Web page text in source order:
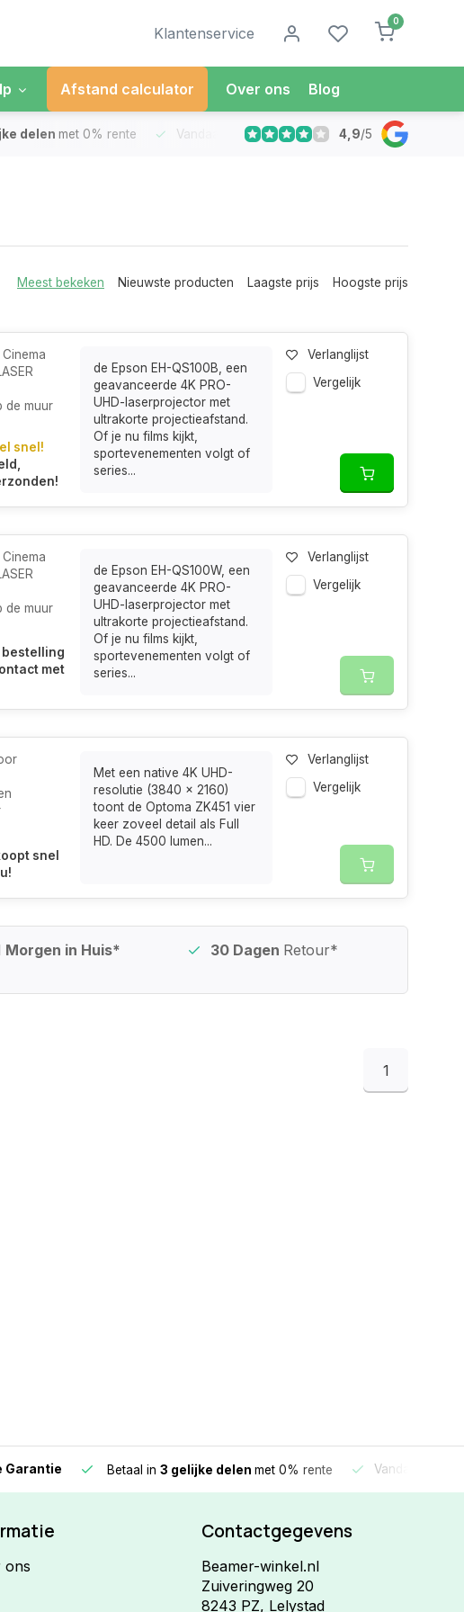
Klantenservice
0
Afstand calculator Over ons Blog
delen met 0% rente Vandaag besteldMorgen in Huis*
4,9/5
Meest bekeken Nieuwste producten Laagste prijs Hoogste prijs
de muur
snel!
de Epson EH-QS100B, een
geavanceerde 4K PRO-
UHD-laserprojector met
ultrakorte projectieafstand.
Of je nu films kijkt,
sportevenementen volgt of
series...
Verlanglijst
Vergelijk
de muur
met
de Epson EH-QS100W, een
geavanceerde 4K PRO-
UHD-laserprojector met
ultrakorte projectieafstand.
Of je nu films kijkt,
sportevenementen volgt of
series...
Verlanglijst
Vergelijk
snel
Met een native 4K UHD-
resolutie (3840 × 2160)
toont de Optoma ZK451 vier
keer zoveel detail als Full
HD. De 4500 lumen...
Verlanglijst
Vergelijk
Morgen in Huis* 30 Dagen Retour*
1
Garantie Betaal in 3 gelijke delen met 0% rente Vandaag
ons
Contactgegevens
Beamer-winkel.nl
Zuiveringweg 20
8243 PZ, Lelystad